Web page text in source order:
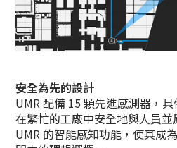
安全為先的設計
UMR 配備 15 顆先進感測器，
在繁忙的工廠中安全地與人員並
UMR 的智能感知功能，使其成